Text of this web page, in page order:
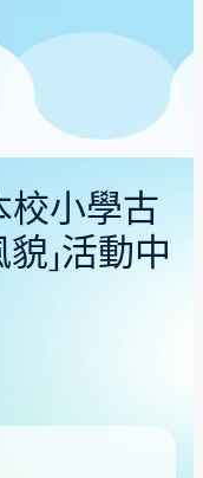
校小學古
」活動中